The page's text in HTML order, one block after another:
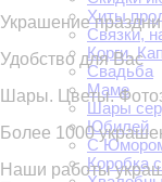
Хиты
Связки,
Корги.
Свадьба
Маме
Шары
Юбилей
С
Коробка
Украшение
Удобство для Вас
Шары. Цветы.
Более 1000
Наши работы